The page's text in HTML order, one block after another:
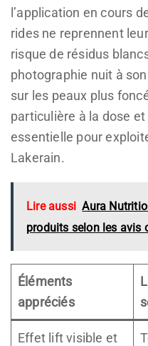
l’application en cours
rides ne reprennent
risque de résidus
photographie nuit à
sur les peaux plus
particulière à la dose
essentielle pour
Lakerain.
Lire aussi Aura
produits selon les avis
Éléments
appréciés
Effet lift visible et